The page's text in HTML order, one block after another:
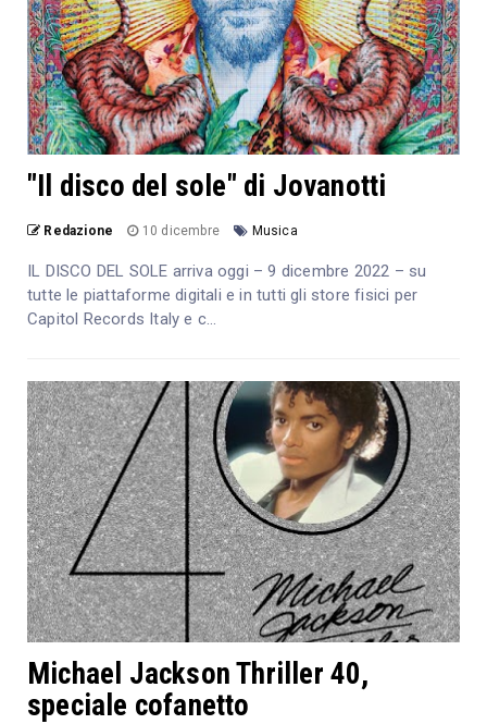
"Il disco del sole" di Jovanotti
Redazione 10 dicembre Musica
IL DISCO DEL SOLE arriva oggi – 9 dicembre 2022 – su
tutte le piattaforme digitali e in tutti gli store fisici per
Capitol Records Italy e c...
Michael Jackson Thriller 40,
speciale cofanetto